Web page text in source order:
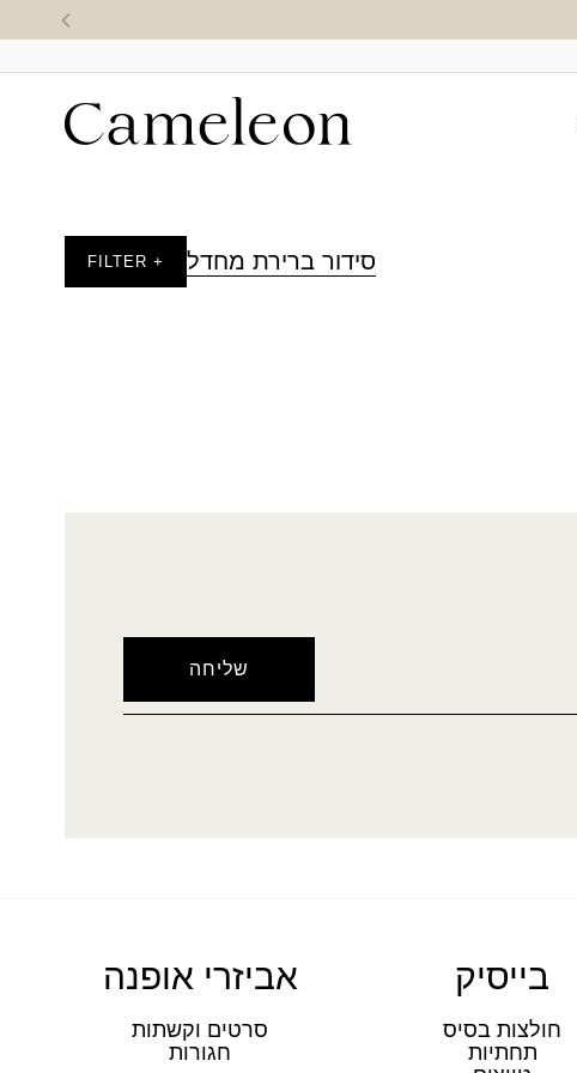
סידור ברירת מחדל + FILTER
בייסיק
חולצות בסיס
תחתיות
אביזרי אופנה
סרטים וקשתות
חגורות